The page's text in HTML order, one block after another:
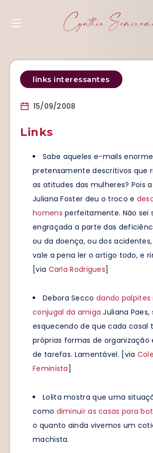
links interessantes
15/09/2008
Links
Sabe aqueles e-mails
pretensamente descritivos que
as atitudes das mulheres? Pois
Juliana Foster deu o troco e
homens perfeitamente. Não sei
engraçada a parte das
ou da doença, ou dos
vale a pena ler o artigo todo, e
[via Carla Rodrigues]
Debora Secco dando palpites
conjugal da amiga Juliana Paes,
esquecendo de que cada casal
próprias formas de organização
de tarefas. Lamentável. [via
Feminista]
Lolita mostra que uma
como diminuir as casas para
o quanto ainda vivemos um
machista.